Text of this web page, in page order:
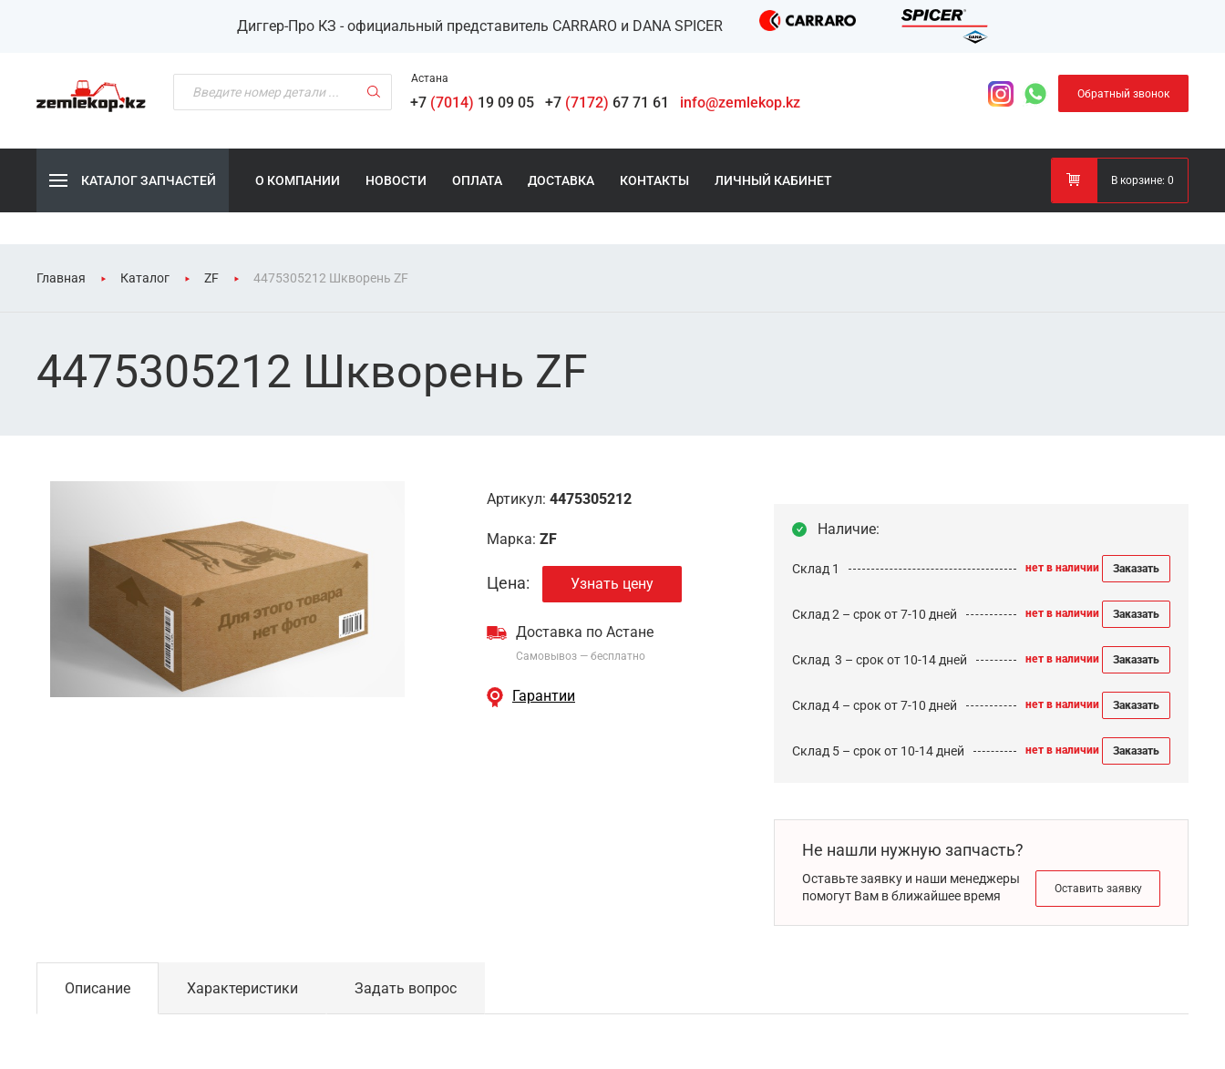
Диггер-Про КЗ - официальный представитель CARRARO и DANA SPICER
Астана
+7 (7014) 19 09 05 +7 (7172) 67 71 61 info@zemlekop.kz Обратный звонок
КАТАЛОГ ЗАПЧАСТЕЙ О КОМПАНИИ НОВОСТИ ОПЛАТА ДОСТАВКА КОНТАКТЫ ЛИЧНЫЙ КАБИНЕТ В корзине: 0
Главная Каталог ZF 4475305212 Шкворень ZF
4475305212 Шкворень ZF
Артикул: 4475305212
Марка: ZF
Цена: Узнать цену
Доставка по Астане
Самовывоз — бесплатно
Гарантии
Наличие:
Склад 1 нет в наличии Заказать
Склад 2 – срок от 7-10 дней нет в наличии Заказать
Cклад 3 – срок от 10-14 дней нет в наличии Заказать
Склад 4 – срок от 7-10 дней нет в наличии Заказать
Склад 5 – срок от 10-14 дней нет в наличии Заказать
Не нашли нужную запчасть?
Оставьте заявку и наши менеджеры
помогут Вам в ближайшее время
Оставить заявку
Описание Характеристики Задать вопрос